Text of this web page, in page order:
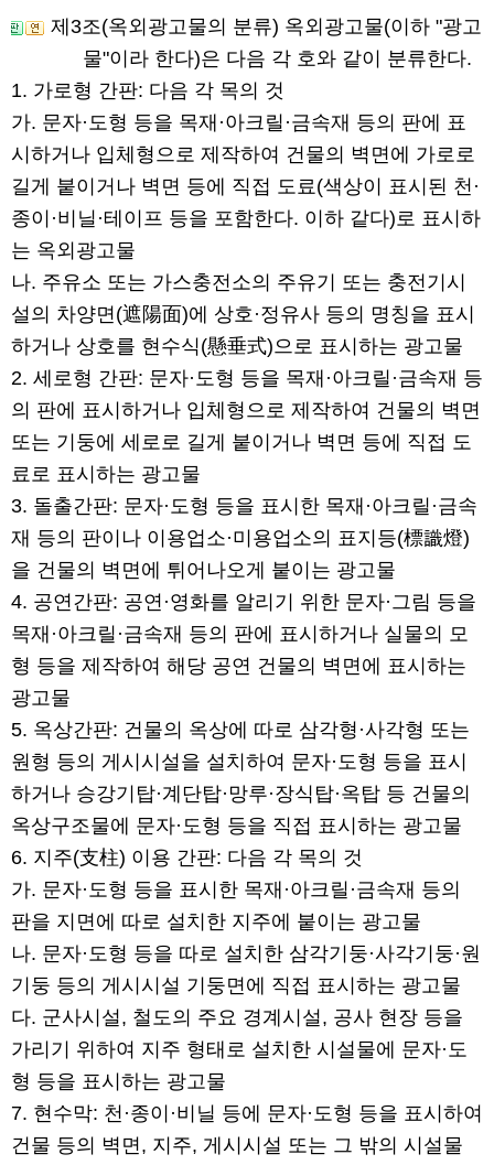
제3조(옥외광고물의 분류) 옥외광고물(이하 "광고
물"이라 한다)은 다음 각 호와 같이 분류한다.
1. 가로형 간판: 다음 각 목의 것
가. 문자·도형 등을 목재·아크릴·금속재 등의 판에 표
시하거나 입체형으로 제작하여 건물의 벽면에 가로로
길게 붙이거나 벽면 등에 직접 도료(색상이 표시된 천·
종이·비닐·테이프 등을 포함한다. 이하 같다)로 표시하
는 옥외광고물
나. 주유소 또는 가스충전소의 주유기 또는 충전기시
설의 차양면(遮陽面)에 상호·정유사 등의 명칭을 표시
하거나 상호를 현수식(懸垂式)으로 표시하는 광고물
2. 세로형 간판: 문자·도형 등을 목재·아크릴·금속재 등
의 판에 표시하거나 입체형으로 제작하여 건물의 벽면
또는 기둥에 세로로 길게 붙이거나 벽면 등에 직접 도
료로 표시하는 광고물
3. 돌출간판: 문자·도형 등을 표시한 목재·아크릴·금속
재 등의 판이나 이용업소·미용업소의 표지등(標識燈)
을 건물의 벽면에 튀어나오게 붙이는 광고물
4. 공연간판: 공연·영화를 알리기 위한 문자·그림 등을
목재·아크릴·금속재 등의 판에 표시하거나 실물의 모
형 등을 제작하여 해당 공연 건물의 벽면에 표시하는
광고물
5. 옥상간판: 건물의 옥상에 따로 삼각형·사각형 또는
원형 등의 게시시설을 설치하여 문자·도형 등을 표시
하거나 승강기탑·계단탑·망루·장식탑·옥탑 등 건물의
옥상구조물에 문자·도형 등을 직접 표시하는 광고물
6. 지주(支柱) 이용 간판: 다음 각 목의 것
가. 문자·도형 등을 표시한 목재·아크릴·금속재 등의
판을 지면에 따로 설치한 지주에 붙이는 광고물
나. 문자·도형 등을 따로 설치한 삼각기둥·사각기둥·원
기둥 등의 게시시설 기둥면에 직접 표시하는 광고물
다. 군사시설, 철도의 주요 경계시설, 공사 현장 등을
가리기 위하여 지주 형태로 설치한 시설물에 문자·도
형 등을 표시하는 광고물
7. 현수막: 천·종이·비닐 등에 문자·도형 등을 표시하여
건물 등의 벽면, 지주, 게시시설 또는 그 밖의 시설물